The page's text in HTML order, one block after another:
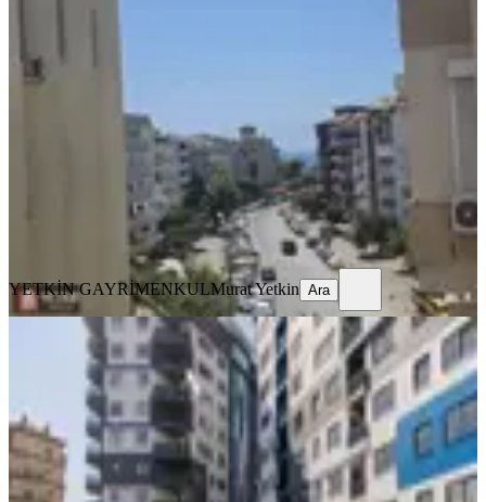
Mutfak Cleopatra Da 2+1 Kiralık
2+1
01.07.2026
26.000 ₺
YETKİN GAYRİMENKUL Murat Yetkin
YETKİN GAYRİMENKULMurat Yetkin Ara
Alanya Merkezde Ful Konsept Site İçi
Kiralık Eşyalı 2+1 Daire
Alanya, Kızlar Pınarı Mahallesi
2+1
80 m² · 3. Kat·22.06.2026
35.000 ₺